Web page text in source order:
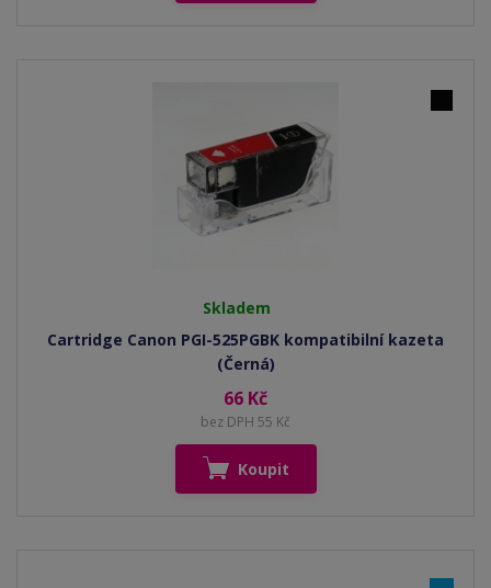
Skladem
Cartridge Canon PGI-525PGBK kompatibilní kazeta
(Černá)
66 Kč
bez DPH 55 Kč
Koupit